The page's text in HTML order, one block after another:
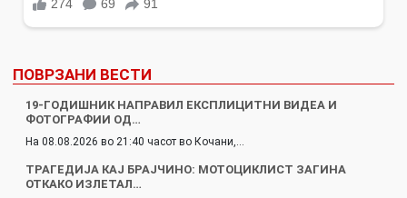
ПОВРЗАНИ ВЕСТИ
19-ГОДИШНИК НАПРАВИЛ ЕКСПЛИЦИТНИ ВИДЕА И
ФОТОГРАФИИ ОД…
На 08.08.2026 во 21:40 часот во Кочани,…
ТРАГЕДИЈА КАЈ БРАЈЧИНО: МОТОЦИКЛИСТ ЗАГИНА
ОТКАКО ИЗЛЕТАЛ…